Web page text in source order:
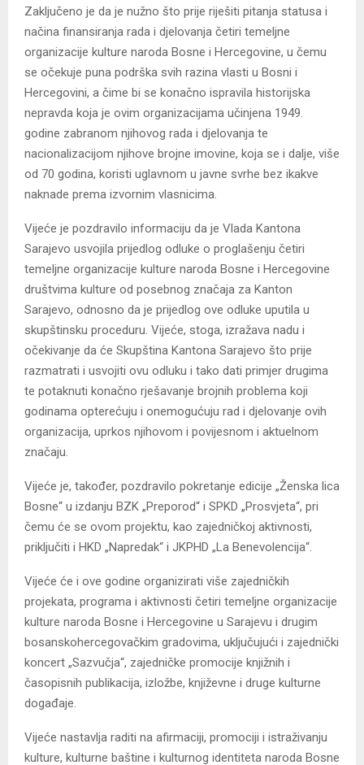
Zaključeno je da je nužno što prije riješiti pitanja statusa i
načina finansiranja rada i djelovanja četiri temeljne
organizacije kulture naroda Bosne i Hercegovine, u čemu
se očekuje puna podrška svih razina vlasti u Bosni i
Hercegovini, a čime bi se konačno ispravila historijska
nepravda koja je ovim organizacijama učinjena 1949.
godine zabranom njihovog rada i djelovanja te
nacionalizacijom njihove brojne imovine, koja se i dalje, više
od 70 godina, koristi uglavnom u javne svrhe bez ikakve
naknade prema izvornim vlasnicima.
Vijeće je pozdravilo informaciju da je Vlada Kantona
Sarajevo usvojila prijedlog odluke o proglašenju četiri
temeljne organizacije kulture naroda Bosne i Hercegovine
društvima kulture od posebnog značaja za Kanton
Sarajevo, odnosno da je prijedlog ove odluke uputila u
skupštinsku proceduru. Vijeće, stoga, izražava nadu i
očekivanje da će Skupština Kantona Sarajevo što prije
razmatrati i usvojiti ovu odluku i tako dati primjer drugima
te potaknuti konačno rješavanje brojnih problema koji
godinama opterećuju i onemogućuju rad i djelovanje ovih
organizacija, uprkos njihovom i povijesnom i aktuelnom
značaju.
Vijeće je, također, pozdravilo pokretanje edicije „Ženska lica
Bosne“ u izdanju BZK „Preporod“ i SPKD „Prosvjeta“, pri
čemu će se ovom projektu, kao zajedničkoj aktivnosti,
priključiti i HKD „Napredak“ i JKPHD „La Benevolencija“.
Vijeće će i ove godine organizirati više zajedničkih
projekata, programa i aktivnosti četiri temeljne organizacije
kulture naroda Bosne i Hercegovine u Sarajevu i drugim
bosanskohercegovačkim gradovima, uključujući i zajednički
koncert „Sazvučja“, zajedničke promocije knjižnih i
časopisnih publikacija, izložbe, književne i druge kulturne
događaje.
Vijeće nastavlja raditi na afirmaciji, promociji i istraživanju
kulture, kulturne baštine i kulturnog identiteta naroda Bosne